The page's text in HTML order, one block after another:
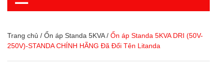
Trang chủ / Ổn áp Standa 5KVA / Ổn áp Standa 5KVA DRI (50V-
250V)-STANDA CHÍNH HÃNG Đã Đổi Tên Litanda